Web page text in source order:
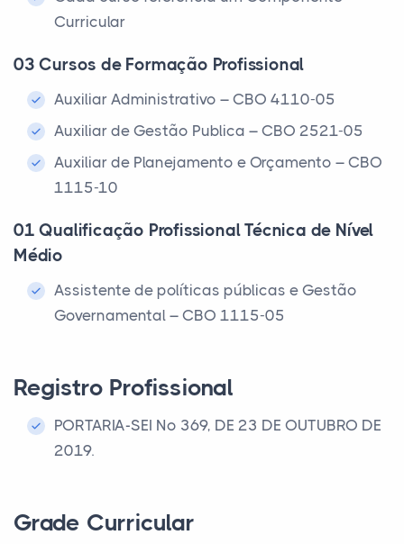
Curricular
03 Cursos de Formação Profissional
Auxiliar Administrativo – CBO 4110-05
Auxiliar de Gestão Publica – CBO 2521-05
Auxiliar de Planejamento e Orçamento – CBO
1115-10
01 Qualificação Profissional Técnica de Nível
Médio
Assistente de políticas públicas e Gestão
Governamental – CBO 1115-05
Registro Profissional
PORTARIA-SEI Nº 369, DE 23 DE OUTUBRO DE
2019.
Grade Curricular